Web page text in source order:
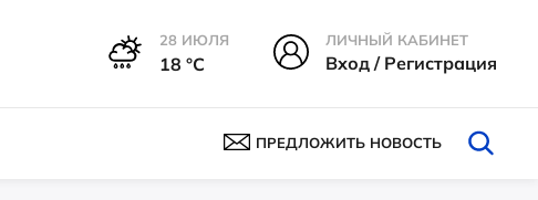
28 ИЮЛЯ
18 °С
ЛИЧНЫЙ КАБИНЕТ
Вход / Регистрация
ПРЕДЛОЖИТЬ НОВОСТЬ